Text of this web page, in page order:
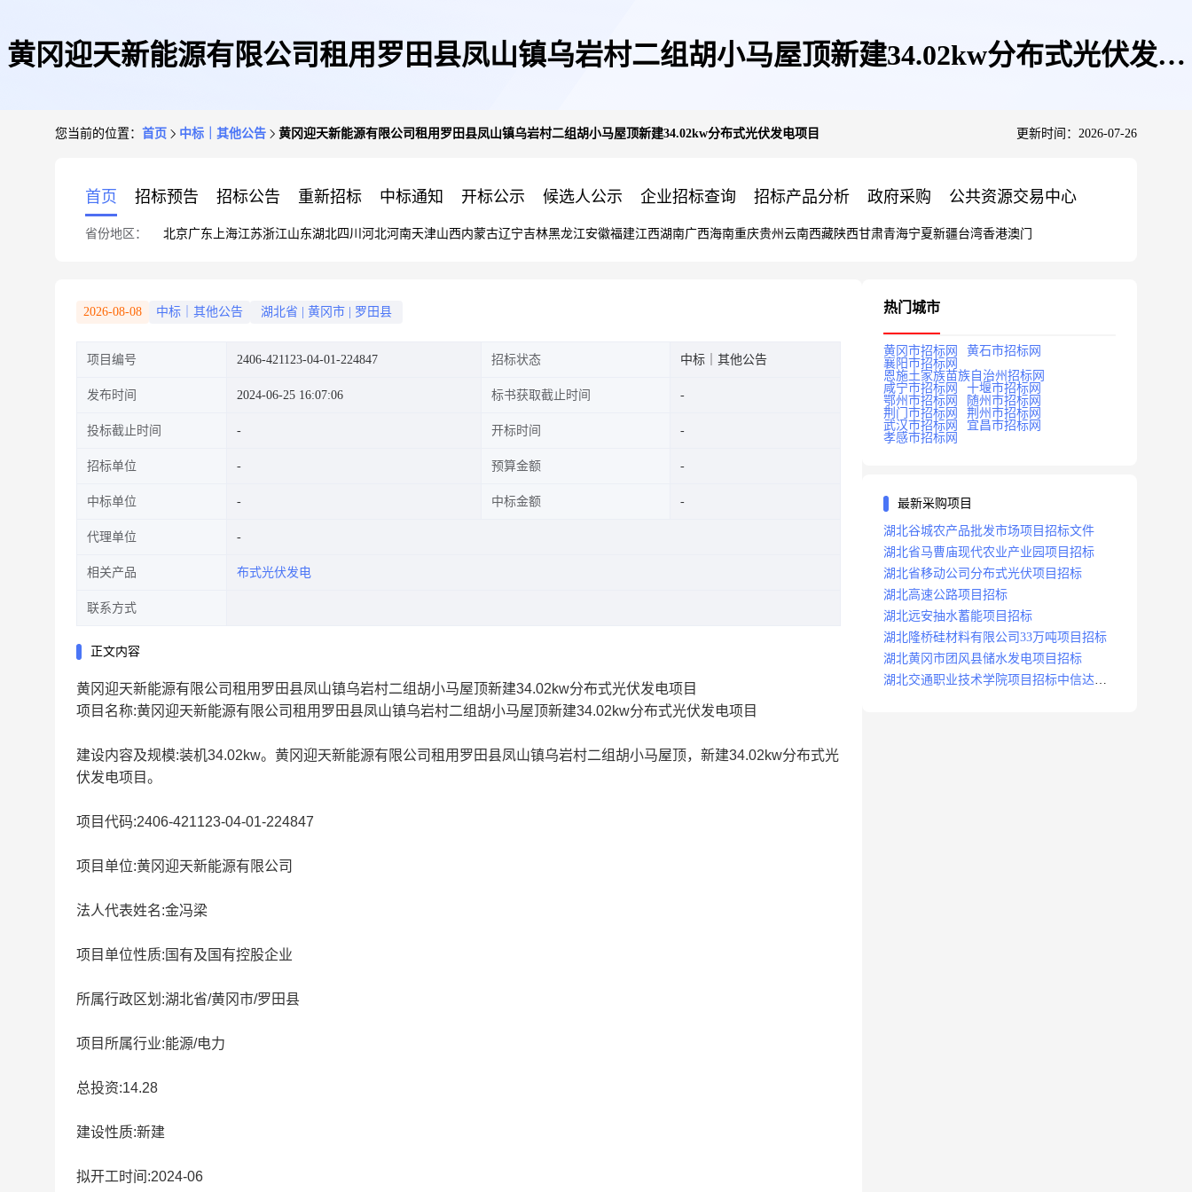
黄冈迎天新能源有限公司租用罗田县凤山镇乌岩村二组胡小马屋顶新建34.02kw分布式光伏发电
您当前的位置： 首页 中标｜其他公告 黄冈迎天新能源有限公司租用罗田县凤山镇乌岩村二组胡小马屋顶新建34.02kw分布式光伏发电项目 更新时间：2026-07-26
首页 招标预告 招标公告 重新招标 中标通知 开标公示 候选人公示 企业招标查询 招标产品分析 政府采购 公共资源交易中心
省份地区： 北京广东 上海江苏浙江山东湖北四川 河北河南天津山西内蒙古辽宁吉林黑龙江安徽福建江西湖南广西海南重庆贵州 云南西藏陕西甘肃青海宁夏新疆台湾香港澳门
2026-08-08 中标｜其他公告 湖北省 黄冈市 罗田县
项目编号 2406-421123-04-01-224847 招标状态 中标｜其他公告
发布时间 2024-06-25 16:07:06 标书获取截止时间
投标截止时间 开标时间
招标单位 预算金额
中标单位 中标金额
代理单位
相关产品 布式光伏发电
联系方式
正文内容
黄冈迎天新能源有限公司租用罗田县凤山镇乌岩村二组胡小马屋顶新建34.02kw分布式光伏发电项目
项目名称:黄冈迎天新能源有限公司租用罗田县凤山镇乌岩村二组胡小马屋顶新建34.02kw分布式光伏发电项目
建设内容及规模:装机34.02kw。黄冈迎天新能源有限公司租用罗田县凤山镇乌岩村二组胡小马屋顶，新建34.02kw分布式光
伏发电项目。
项目代码:2406-421123-04-01-224847
项目单位:黄冈迎天新能源有限公司
法人代表姓名:金冯梁
项目单位性质:国有及国有控股企业
所属行政区划:湖北省/黄冈市/罗田县
项目所属行业:能源/电力
总投资:14.28
建设性质:新建
拟开工时间:2024-06
热门城市
黄冈市招标网
黄石市招标网
襄阳市招标网
恩施土家族苗族自治州招标网
咸宁市招标网
十堰市招标网
鄂州市招标网
随州市招标网
荆门市招标网
荆州市招标网
武汉市招标网
宜昌市招标网
孝感市招标网
最新采购项目
湖北谷城农产品批发市场项目招标文件
湖北省马曹庙现代农业产业园项目招标
湖北省移动公司分布式光伏项目招标
湖北高速公路项目招标
湖北远安抽水蓄能项目招标
湖北隆桥硅材料有限公司33万吨项目招标
湖北黄冈市团风县储水发电项目招标
湖北交通职业技术学院项目招标中信达咨